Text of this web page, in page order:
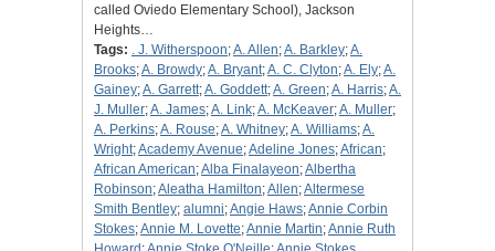
called Oviedo Elementary School), Jackson
Heights…
Tags: . J. Witherspoon;A. Allen;A. Barkley;A.
Brooks;A. Browdy;A. Bryant;A. C. Clyton;A. Ely;A.
Gainey;A. Garrett;A. Goddett;A. Green;A. Harris;A.
J. Muller;A. James;A. Link;A. McKeaver;A. Muller;
A. Perkins;A. Rouse;A. Whitney;A. Williams;A.
Wright;Academy Avenue;Adeline Jones;African;
African American;Alba Finalayeon;Albertha
Robinson;Aleatha Hamilton;Allen;Altermese
Smith Bentley; alumni;Angie Haws;Annie Corbin
Stokes;Annie M. Lovette;Annie Martin;Annie Ruth